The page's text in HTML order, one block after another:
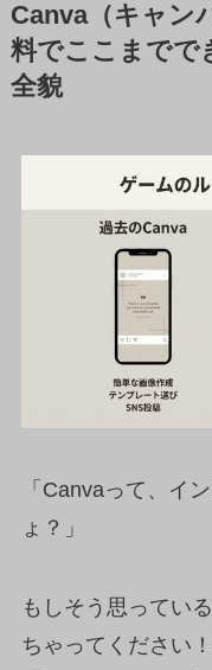
Canva（キャン
料でここまでで
全貌
「Canvaって、イ
ょ？」
もしそう思ってい
ちゃってください